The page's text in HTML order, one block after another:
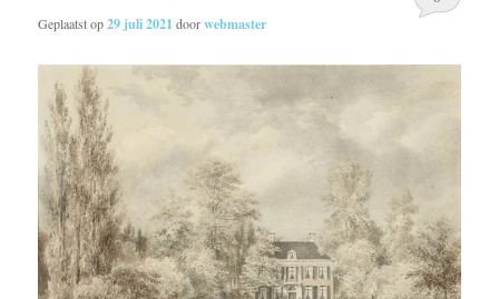
Geplaatst op29 juli 2021 doorwebmaster